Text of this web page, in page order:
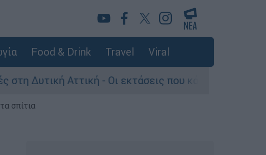
Food & Drink Travel Viral
- Οι εκτάσεις που κάηκαν και η επόμενη μέρα
σπίτια